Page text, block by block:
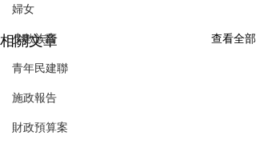
婦女
少數族裔
青年民建聯
施政報告
財政預算案
相關文章 查看全部